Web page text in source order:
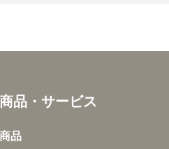
商品・サービス
商品